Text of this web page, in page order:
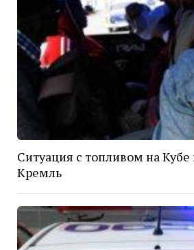
Ситуация с топливом на
Кремль